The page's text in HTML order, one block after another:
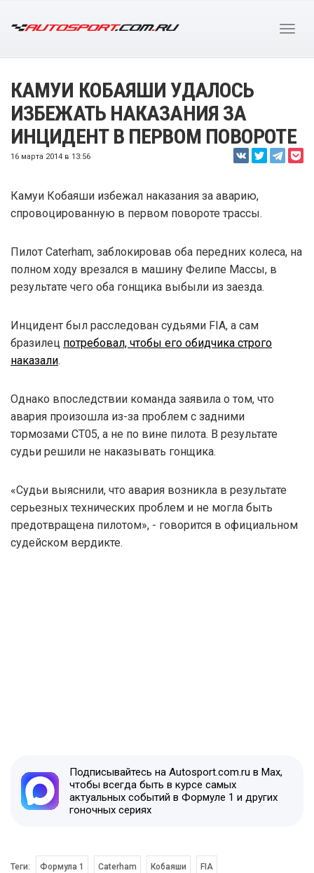
КАМУИ КОБАЯШИ УДАЛОСЬ
ИЗБЕЖАТЬ НАКАЗАНИЯ ЗА
ИНЦИДЕНТ В ПЕРВОМ ПОВОРОТЕ
16 марта 2014 в 13:56
Камуи Кобаяши избежал наказания за аварию,
спровоцированную в первом повороте трассы.
Пилот Caterham, заблокировав оба передних колеса, на
полном ходу врезался в машину Фелипе Массы, в
результате чего оба гонщика выбыли из заезда.
Инцидент был расследован судьями FIA, а сам
бразилец потребовал, чтобы его обидчика строго
наказали.
Однако впоследствии команда заявила о том, что
авария произошла из-за проблем с задними
тормозами CT05, а не по вине пилота. В результате
судьи решили не наказывать гонщика.
«Судьи выяснили, что авария возникла в результате
серьезных технических проблем и не могла быть
предотвращена пилотом», - говорится в официальном
судейском вердикте.
Подписывайтесь на Autosport.com.ru в Max,
чтобы всегда быть в курсе самых
актуальных событий в Формуле 1 и других
гоночных сериях
Теги: Формула 1 Caterham Кобаяши FIA